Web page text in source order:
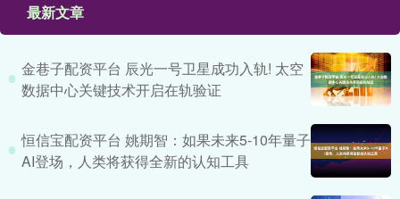
最新文章
金巷子配资平台 辰光一号卫星成功入轨! 太空
数据中心关键技术开启在轨验证
恒信宝配资平台 姚期智：如果未来5-10年量子
AI登场，人类将获得全新的认知工具